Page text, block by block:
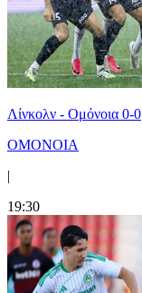
Λίνκολν - Ομόνοια 0-0
ΟΜΟΝΟΙΑ
|
19:30